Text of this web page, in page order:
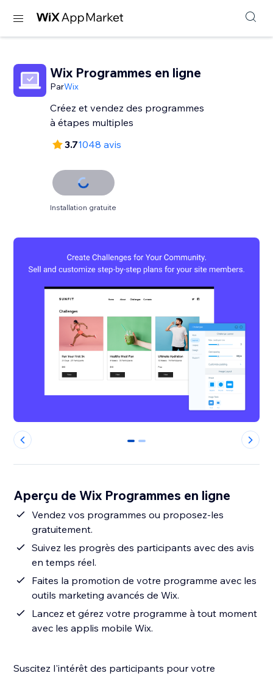
Wix Programmes en ligne
ParWix
Créez et vendez des programmes
à étapes multiples
3.71048 avis
Installation gratuite
0 1
Aperçu de Wix Programmes en ligne
Vendez vos programmes ou proposez-les
gratuitement.
Suivez les progrès des participants avec des avis
en temps réel.
Faites la promotion de votre programme avec les
outils marketing avancés de Wix.
Lancez et gérez votre programme à tout moment
avec les applis mobile Wix.
Suscitez l'intérêt des participants pour votre